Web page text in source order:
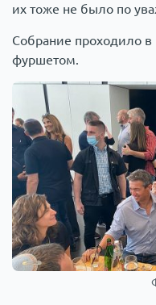
их тоже не было по
Собрание проходило
фуршетом.